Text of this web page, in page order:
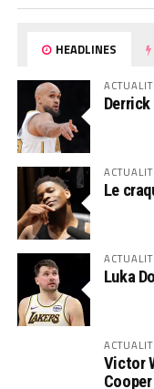
HEADLINES
Derrick
Le
Luka
Victor